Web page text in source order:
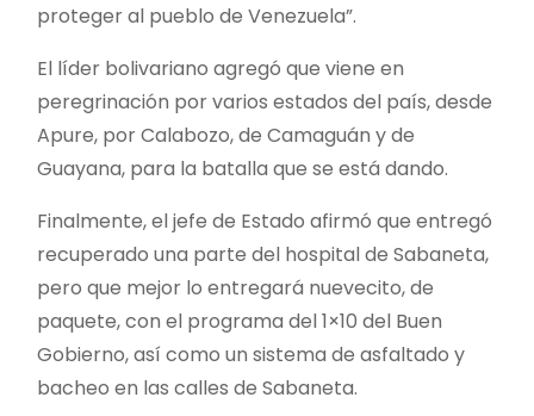
proteger al pueblo de Venezuela”.
El líder bolivariano agregó que viene en
peregrinación por varios estados del país, desde
Apure, por Calabozo, de Camaguán y de
Guayana, para la batalla que se está dando.
Finalmente, el jefe de Estado afirmó que entregó
recuperado una parte del hospital de Sabaneta,
pero que mejor lo entregará nuevecito, de
paquete, con el programa del 1×10 del Buen
Gobierno, así como un sistema de asfaltado y
bacheo en las calles de Sabaneta.